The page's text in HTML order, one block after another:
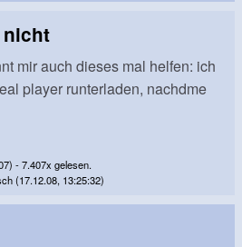
nicht
mir auch dieses mal helfen: ich
player runterladen, nachdme
- 7.407x gelesen.
(17.12.08, 13:25:32)